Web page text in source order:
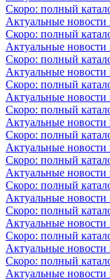
Скоро: полный
Актуальные
Скоро: полный
Актуальные
Скоро: полный
Актуальные
Скоро: полный
Актуальные
Скоро: полный
Актуальные
Скоро: полный
Актуальные
Скоро: полный
Актуальные
Скоро: полный
Актуальные
Скоро: полный
Актуальные
Скоро: полный
Актуальные
Скоро: полный
Актуальные